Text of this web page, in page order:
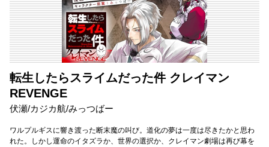
転生したらスライムだった件 クレイマン
REVENGE
伏瀬/カジカ航/みっつばー
ワルプルギスに響き渡った断末魔の叫び。道化の夢は一度は尽きたかと思わ
れた。しかし運命のイタズラか、世界の選択か、クレイマン劇場は再び幕を